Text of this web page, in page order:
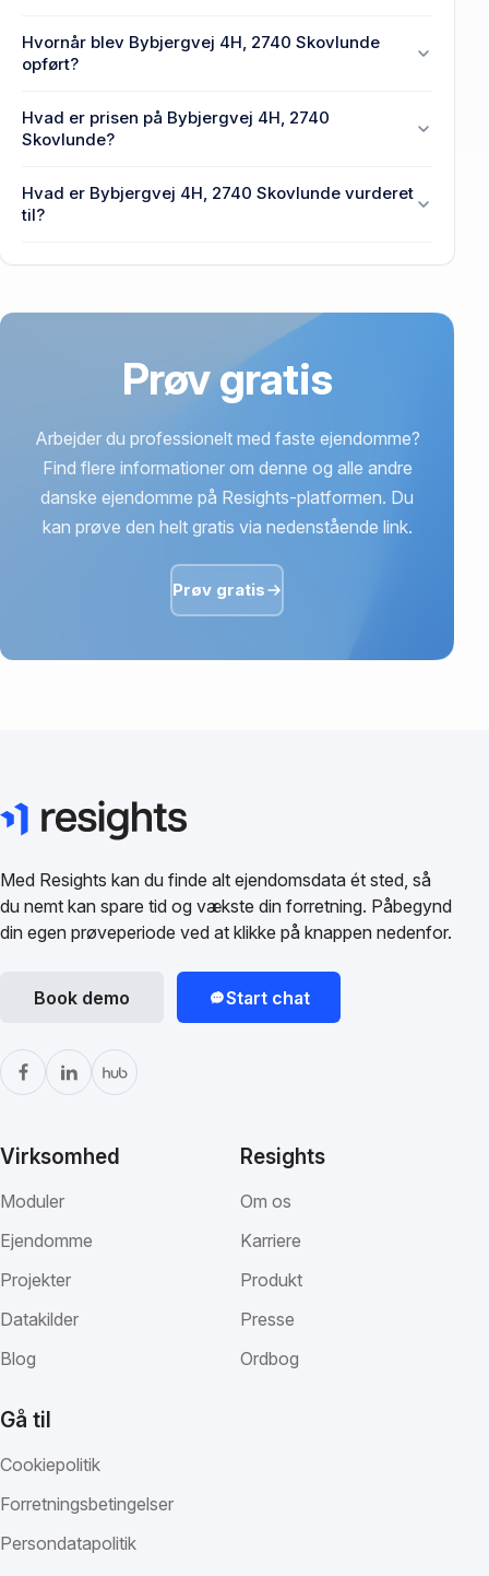
Skovlunde.
Hvornår blev Bybjergvej 4H, 2740 Skovlunde
opført?
Bybjergvej 4H, 2740 Skovlunde.
Hvad er prisen på Bybjergvej 4H, 2740
Skovlunde?
Skovlunde senest blev handlet i 2025.
Hvad er Bybjergvej 4H, 2740 Skovlunde vurderet
til?
Prøv gratis
Arbejder du professionelt med faste ejendomme?
Find flere informationer om denne og alle andre
danske ejendomme på Resights-platformen. Du
kan prøve den helt gratis via nedenstående link.
Prøv gratis
Med Resights kan du finde alt ejendomsdata ét sted, så
du nemt kan spare tid og vækste din forretning. Påbegynd
din egen prøveperiode ved at klikke på knappen nedenfor.
Book demo Start chat
Virksomhed
Moduler
Ejendomme
Projekter
Datakilder
Blog
Resights
Om os
Karriere
Produkt
Presse
Ordbog
Gå til
Cookiepolitik
Forretningsbetingelser
Persondatapolitik